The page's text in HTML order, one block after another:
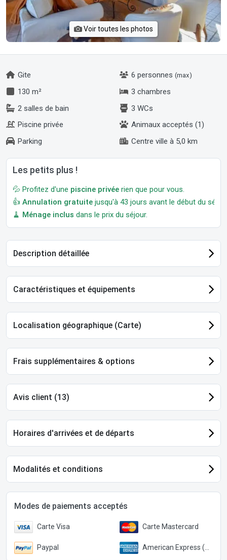
Voir toutes les photos
Gite 6 personnes (max)
130 m²
3 chambres
2 salles de bain
3 WCs
Piscine privée
Animaux acceptés (1)
Parking
Centre ville à 5,0 km
Les petits plus !
💦 Profitez d'une piscine privée rien que pour vous.
👍 Annulation gratuite jusqu'à 43 jours avant le début du
🧹 Ménage inclus dans le prix du séjour.
Description détaillée
Caractéristiques et équipements
Localisation géographique (Carte)
Frais supplémentaires & options
Avis client (13)
Horaires d'arrivées et de départs
Modalités et conditions
Modes de paiements acceptés
Carte Visa Carte Mastercard
Paypal American Express (Paypal)